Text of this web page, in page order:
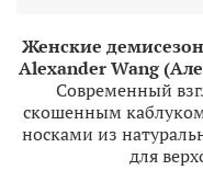
Женские
Alexander Wang
Современный
скошенным
носками из
для